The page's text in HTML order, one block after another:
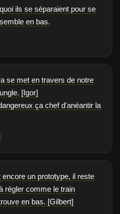
ils se séparaient pour se
en bas.
se met en travers de notre
[Igor]
ça chef d'anéantir la
un prototype, il reste
régler comme le train
en bas. [Gilbert]